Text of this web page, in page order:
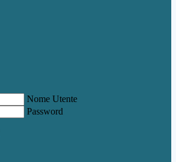
Nome Utente
Password